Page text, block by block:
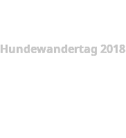
Hundewandertag 2018